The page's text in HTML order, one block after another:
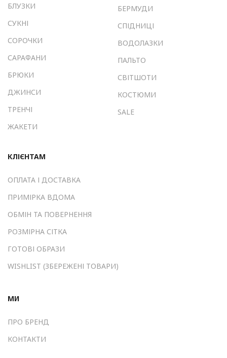
БЛУЗКИ
СУКНІ
СОРОЧКИ
САРАФАНИ
БРЮКИ
ДЖИНСИ
ТРЕНЧІ
ЖАКЕТИ
БЕРМУДИ
СПІДНИЦІ
ВОДОЛАЗКИ
ПАЛЬТО
СВІТШОТИ
КОСТЮМИ
SALE
КЛІЄНТАМ
ОПЛАТА І ДОСТАВКА
ПРИМІРКА ВДОМА
ОБМІН ТА ПОВЕРНЕННЯ
РОЗМІРНА СІТКА
ГОТОВІ ОБРАЗИ
WISHLIST (ЗБЕРЕЖЕНІ ТОВАРИ)
МИ
ПРО БРЕНД
КОНТАКТИ